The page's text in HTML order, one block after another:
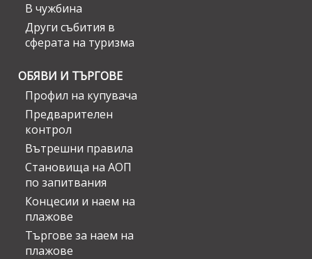
В чужбина
Други събития в
сферата на туризма
ОБЯВИ И ТЪРГОВЕ
Профил на купувача
Предварителен
контрол
Вътрешни правила
Становища на АОП
по запитвания
Концесии и наем на
плажове
Търгове за наем на
плажове